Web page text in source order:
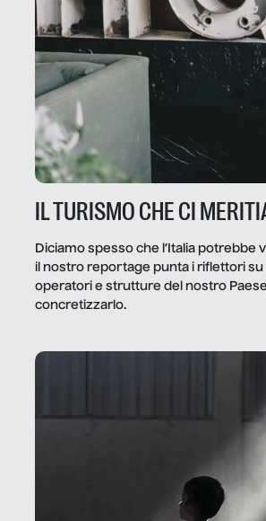
IL TURISMO CHE CI
Diciamo spesso che l’Italia potrebbe
il nostro reportage punta i riflettori su
operatori e strutture del nostro
concretizzarlo.